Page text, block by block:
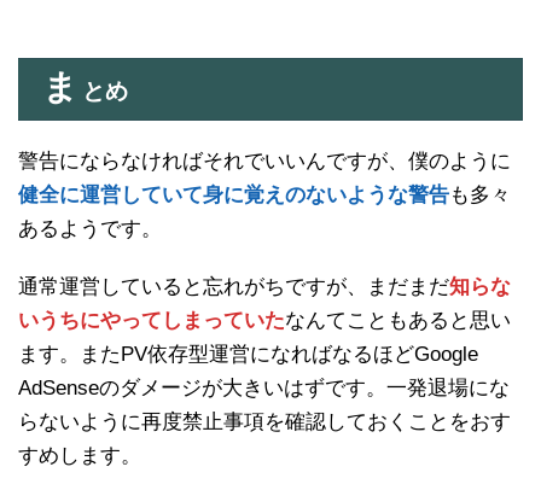
ま とめ
警告にならなければそれでいいんですが、僕のように
健全に運営していて身に覚えのないような警告も多々
あるようです。
通常運営していると忘れがちですが、まだまだ知らな
いうちにやってしまっていたなんてこともあると思い
ます。またPV依存型運営になればなるほどGoogle
AdSenseのダメージが大きいはずです。一発退場にな
らないように再度禁止事項を確認しておくことをおす
すめします。